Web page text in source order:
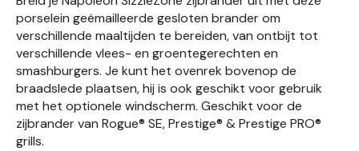
porselein geëmailleerde gesloten brander om
verschillende maaltijden te bereiden, van ontbijt tot
verschillende vlees- en groentegerechten en
smashburgers. Je kunt het ovenrek bovenop de
braadslede plaatsen, hij is ook geschikt voor gebruik
met het optionele windscherm. Geschikt voor de
zijbrander van Rogue® SE, Prestige® & Prestige PRO®
grills.